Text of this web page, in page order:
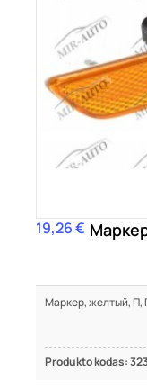
Цена
19,26 €
Маркер, желтый, П,
Produkto kodas: